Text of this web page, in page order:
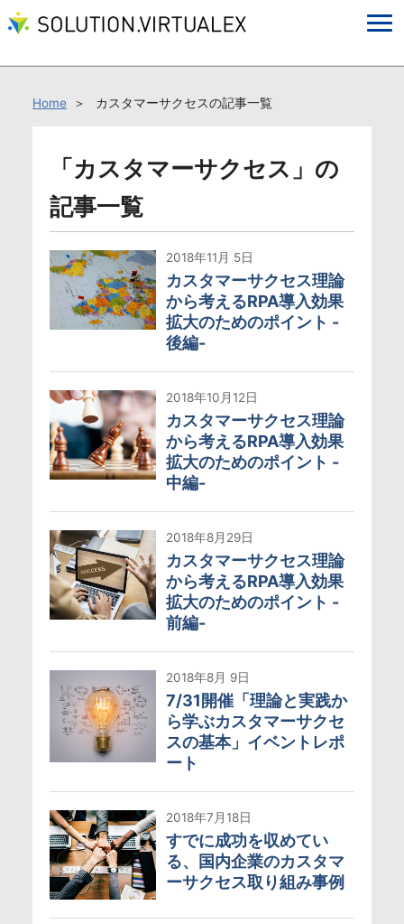
Home カスタマーサクセスの記事一覧
「カスタマーサクセス」の
記事一覧
2018年11月 5日
カスタマーサクセス理論
から考えるRPA導入効果
拡大のためのポイント -
後編-
2018年10月12日
カスタマーサクセス理論
から考えるRPA導入効果
拡大のためのポイント -
中編-
2018年8月29日
カスタマーサクセス理論
から考えるRPA導入効果
拡大のためのポイント -
前編-
2018年8月 9日
7/31開催「理論と実践か
ら学ぶカスタマーサクセ
スの基本」イベントレポ
ート
2018年7月18日
すでに成功を収めてい
る、国内企業のカスタマ
ーサクセス取り組み事例